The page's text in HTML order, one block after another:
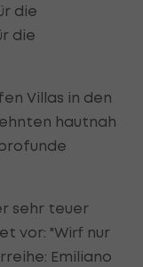
die
die
Villas in den
hautnah
sehr teuer
vor: "Wirf nur
Emiliano